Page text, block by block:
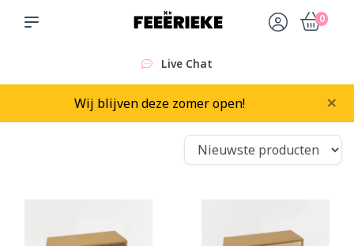
0
Sinds 2015
Wij blijven deze zomer open! ×